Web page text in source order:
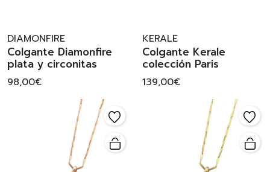
DIAMONFIRE
Colgante Diamonfire
plata y circonitas
98,00€
KERALE
Colgante Kerale
colección Paris
139,00€